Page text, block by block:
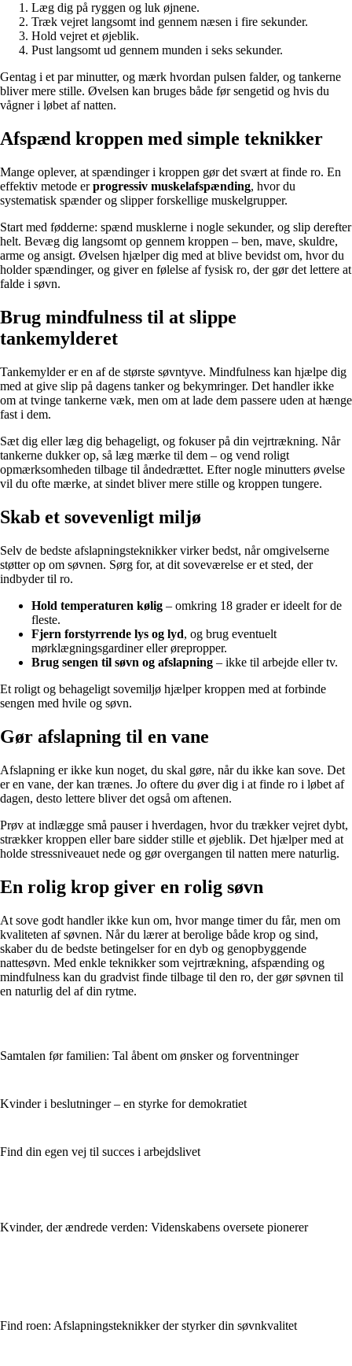
Læg dig på ryggen og luk øjnene.
Træk vejret langsomt ind gennem næsen i fire sekunder.
Hold vejret et øjeblik.
Pust langsomt ud gennem munden i seks sekunder.
Gentag i et par minutter, og mærk hvordan pulsen falder, og tankerne
bliver mere stille. Øvelsen kan bruges både før sengetid og hvis du
vågner i løbet af natten.
Afspænd kroppen med simple teknikker
Mange oplever, at spændinger i kroppen gør det svært at finde ro. En
effektiv metode erprogressiv muskelafspænding, hvor du
systematisk spænder og slipper forskellige muskelgrupper.
Start med fødderne: spænd musklerne i nogle sekunder, og slip derefter
helt. Bevæg dig langsomt op gennem kroppen – ben, mave, skuldre,
arme og ansigt. Øvelsen hjælper dig med at blive bevidst om, hvor du
holder spændinger, og giver en følelse af fysisk ro, der gør det lettere at
falde i søvn.
Brug mindfulness til at slippe
tankemylderet
Tankemylder er en af de største søvntyve. Mindfulness kan hjælpe dig
med at give slip på dagens tanker og bekymringer. Det handler ikke
om at tvinge tankerne væk, men om at lade dem passere uden at hænge
fast i dem.
Sæt dig eller læg dig behageligt, og fokuser på din vejrtrækning. Når
tankerne dukker op, så læg mærke til dem – og vend roligt
opmærksomheden tilbage til åndedrættet. Efter nogle minutters øvelse
vil du ofte mærke, at sindet bliver mere stille og kroppen tungere.
Skab et sovevenligt miljø
Selv de bedste afslapningsteknikker virker bedst, når omgivelserne
støtter op om søvnen. Sørg for, at dit soveværelse er et sted, der
indbyder til ro.
Hold temperaturen kølig – omkring 18 grader er ideelt for de
fleste.
Fjern forstyrrende lys og lyd, og brug eventuelt
mørklægningsgardiner eller ørepropper.
Brug sengen til søvn og afslapning – ikke til arbejde eller tv.
Et roligt og behageligt sovemiljø hjælper kroppen med at forbinde
sengen med hvile og søvn.
Gør afslapning til en vane
Afslapning er ikke kun noget, du skal gøre, når du ikke kan sove. Det
er en vane, der kan trænes. Jo oftere du øver dig i at finde ro i løbet af
dagen, desto lettere bliver det også om aftenen.
Prøv at indlægge små pauser i hverdagen, hvor du trækker vejret dybt,
strækker kroppen eller bare sidder stille et øjeblik. Det hjælper med at
holde stressniveauet nede og gør overgangen til natten mere naturlig.
En rolig krop giver en rolig søvn
At sove godt handler ikke kun om, hvor mange timer du får, men om
kvaliteten af søvnen. Når du lærer at berolige både krop og sind,
skaber du de bedste betingelser for en dyb og genopbyggende
nattesøvn. Med enkle teknikker som vejrtrækning, afspænding og
mindfulness kan du gradvist finde tilbage til den ro, der gør søvnen til
en naturlig del af din rytme.
Samtalen før familien: Tal åbent om ønsker og forventninger
Kvinder i beslutninger – en styrke for demokratiet
Find din egen vej til succes i arbejdslivet
Kvinder, der ændrede verden: Videnskabens oversete pionerer
Find roen: Afslapningsteknikker der styrker din søvnkvalitet